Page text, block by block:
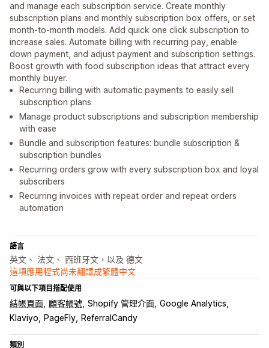
and manage each subscription service. Create monthly
subscription plans and monthly subscription box offers, or set
month-to-month models. Add quick one click subscription to
increase sales. Automate billing with recurring pay, enable
down payment, and adjust payment and subscription settings.
Boost growth with food subscription ideas that attract every
monthly buyer.
Recurring billing with automatic payments to easily sell
subscription plans
Manage product subscriptions and subscription membership
with ease
Bundle and subscription features: bundle subscription &
subscription bundles
Recurring orders grow with every subscription box and loyal
subscribers
Recurring invoices with repeat order and repeat orders
automation
語言
英文、 法文、 西班牙文，以及 德文
這項應用程式尚未翻譯成繁體中文
可與以下項目搭配使用
結帳頁面 顧客帳號 Shopify 管理介面 Google Analytics
Klaviyo
PageFly ReferralCandy
類別